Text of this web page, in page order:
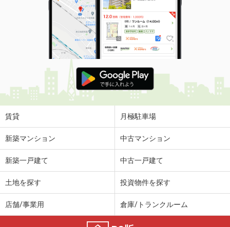
賃貸 月極駐車場
新築マンション 中古マンション
新築一戸建て 中古一戸建て
土地を探す 投資物件を探す
店舗/事業用 倉庫/トランクルーム